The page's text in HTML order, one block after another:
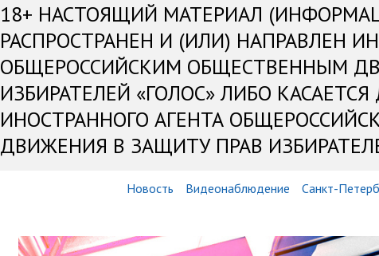
18+ НАСТОЯЩИЙ МАТЕРИАЛ
РАСПРОСТРАНЕН И (ИЛИ) НАПРАВЛЕН
ОБЩЕРОССИЙСКИМ ОБЩЕСТВЕННЫМ
ИЗБИРАТЕЛЕЙ «ГОЛОС» ЛИБО
ИНОСТРАННОГО АГЕНТА
ДВИЖЕНИЯ В ЗАЩИТУ ПРАВ
Новость Видеонаблюдение Санкт-